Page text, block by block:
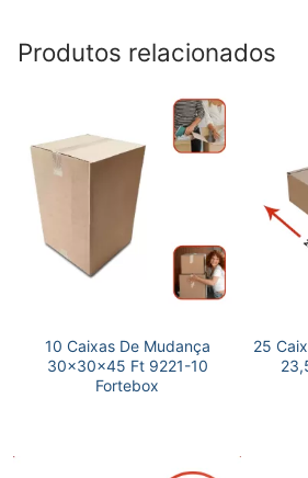
Produtos relacionados
10 Caixas De Mudança
30x30x45 Ft 9221-10
Fortebox
25